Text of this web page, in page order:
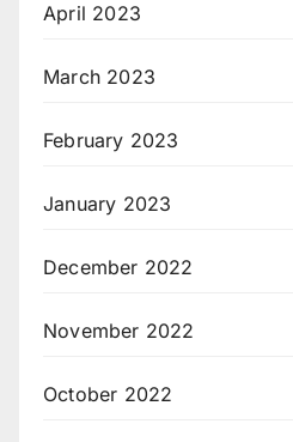
April 2023
March 2023
February 2023
January 2023
December 2022
November 2022
October 2022